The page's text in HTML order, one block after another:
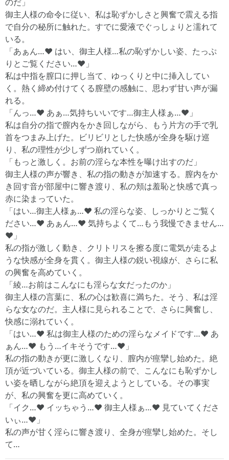
御主人様の命令に従い、私は恥ずかしさと興奮で震える指
で自分の秘所に触れた。すでに愛液でぐっしょりと濡れて
いる。
「あぁん…♥ はい、御主人様…私の恥ずかしい姿、たっぷ
りとご覧ください…♥」
私は中指を膣口に押し当て、ゆっくりと中に挿入してい
く。熱く締め付けてくる膣壁の感触に、思わず甘い声が漏
れる。
「んっ…♥ あぁ…気持ちいいです…御主人様ぁ…♥」
私は自分の指で膣内をかき回しながら、もう片方の手で乳
首をつまみ上げた。ビリビリとした快感が全身を駆け巡
り、私の理性が少しずつ崩れていく。
「もっと激しく。お前の淫らな本性を曝け出すのだ」
御主人様の声が響き、私の指の動きが加速する。膣内をか
き回す音が部屋中に響き渡り、私の頬は羞恥と快感で真っ
赤に染まっていた。
「はい…御主人様ぁ…♥ 私の淫らな姿、しっかりとご覧く
ださい…♥ あぁん…♥ 気持ちよくて…もう我慢できません…
♥」
私の指が激しく動き、クリトリスを擦る度に電気が走るよ
うな快感が全身を貫く。御主人様の鋭い視線が、さらに私
の興奮を高めていく。
「綾…お前はこんなにも淫らな女だったのか」
御主人様の言葉に、私の心は歓喜に満ちた。そう、私は淫
らな女なのだ。主人様に見られることで、さらに興奮し、
快感に溺れていく。
「はい…♥ 私は御主人様のための淫らなメイドです…♥ あ
ぁん…♥ もう…イキそうです…♥」
私の指の動きが更に激しくなり、膣内が痙攣し始めた。絶
頂が近づいている。御主人様の前で、こんなにも恥ずかし
い姿を晒しながら絶頂を迎えようとしている。その事実
が、私の興奮を更に高めていく。
「イク…♥ イッちゃう…♥ 御主人様ぁ…♥ 見ていてくださ
いぃ…♥」
私の声が甘く淫らに響き渡り、全身が痙攣し始めた。そし
て…